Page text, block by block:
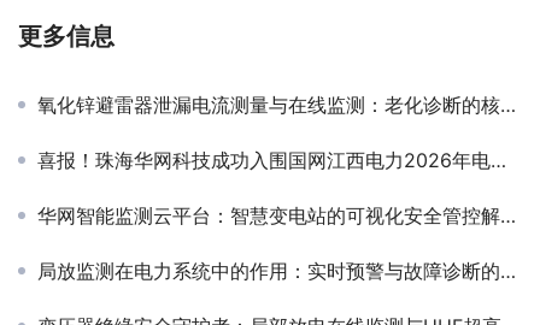
更多信息
氧化锌避雷器泄漏电流测量与在线监测：老化诊断的核心技术解析
喜报！珠海华网科技成功入围国网江西电力2026年电网零星物资框架协议变电在线监测装置
华网智能监测云平台：智慧变电站的可视化安全管控解决方案
局放监测在电力系统中的作用：实时预警与故障诊断的关键技术